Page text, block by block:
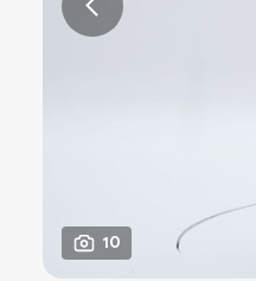
10